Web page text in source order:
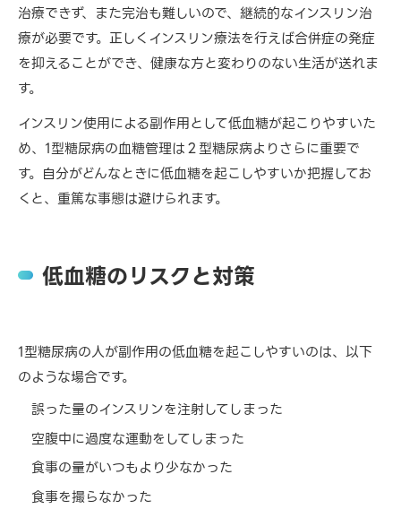
治療できず、また完治も難しいので、継続的なインスリン治
療が必要です。正しくインスリン療法を行えば合併症の発症
を抑えることができ、健康な方と変わりのない生活が送れま
す。
インスリン使用による副作用として低血糖が起こりやすいた
め、1型糖尿病の血糖管理は２型糖尿病よりさらに重要で
す。自分がどんなときに低血糖を起こしやすいか把握してお
くと、重篤な事態は避けられます。
低血糖のリスクと対策
1型糖尿病の人が副作用の低血糖を起こしやすいのは、以下
のような場合です。
誤った量のインスリンを注射してしまった
空腹中に過度な運動をしてしまった
食事の量がいつもより少なかった
食事を撮らなかった